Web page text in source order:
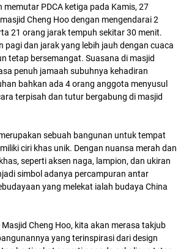
memutar PDCA ketiga pada Kamis, 27
Cheng Hoo dengan mengendarai 2
21 orang jarak tempuh sekitar 30 menit.
pagi dan jarak yang lebih jauh dengan cuaca
tetap bersemangat. Suasana di masjid
penuh jamaah subuhnya kehadiran
bahkan ada 4 orang anggota menyusul
terpisah dan tutur bergabung di masjid
sebuah bangunan untuk tempat
ciri khas unik. Dengan nuansa merah dan
seperti aksen naga, lampion, dan ukiran
simbol adanya percampuran antar
yang melekat ialah budaya China
Cheng Hoo, kita akan merasa takjub
yang terinspirasi dari design